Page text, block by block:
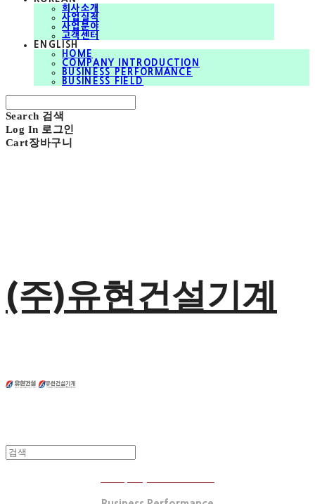
회사소개
사업실적
사업분야
고객센터
ENGLISH
HOME
COMPANY INTRODUCTION
BUSINESS PERFORMANCE
BUSINESS FIELD
Search 검색
Log In 로그인
Cart장바구니
(주)유현건설기계